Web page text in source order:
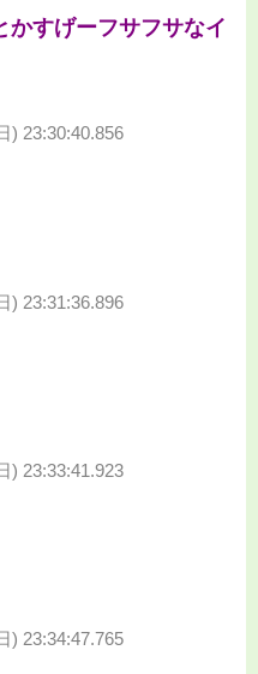
かすげーフサフサなイ
) 23:30:40.856
) 23:31:36.896
) 23:33:41.923
) 23:34:47.765